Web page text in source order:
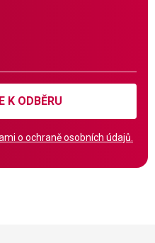
K ODBĚRU
o ochraně osobních údajů.